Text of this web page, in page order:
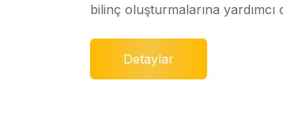
bilinç oluşturmalarına yardımcı
Detaylar